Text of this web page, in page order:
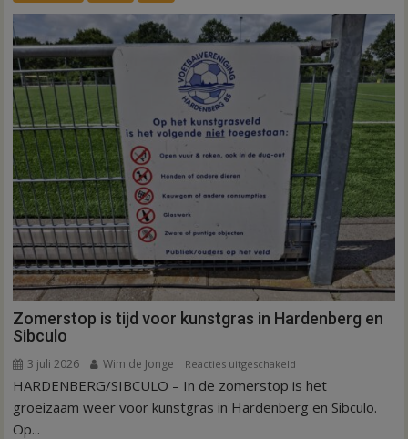
kunstgras
weg
in
Hardenberg
en
Sibculo
Zomerstop is tijd voor kunstgras in Hardenberg en
Sibculo
3 juli 2026 Wim de Jonge Reacties uitgeschakeld
Zomerstop
is
HARDENBERG/SIBCULO – In de zomerstop is het
groeizaam weer voor kunstgras in Hardenberg en Sibculo.
Op...